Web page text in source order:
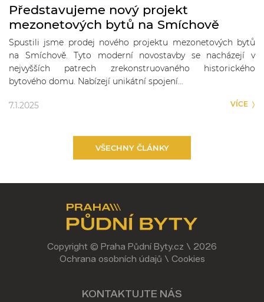
Představujeme nový projekt
mezonetových bytů na Smíchově
Spustili jsme prodej nového projektu mezonetových bytů
na Smíchově. Tyto moderní novostavby se nacházejí v
nejvyšších patrech zrekonstruovaného historického
bytového domu. Nabízejí unikátní spojení…
7.1.2025 VÍCE
VŠECHNY ČLÁNKY
Copyright © Praha Půdní Byty.cz \ 2026
Ochrana osobních údajů \ Cookies
KONTAKTUJTE NÁS